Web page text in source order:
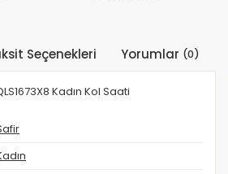
Seçenekleri Yorumlar (0)
Kadın Kol Saati